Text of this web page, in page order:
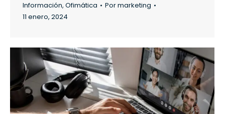
Información, Ofimática Pormarketing
11 enero, 2024